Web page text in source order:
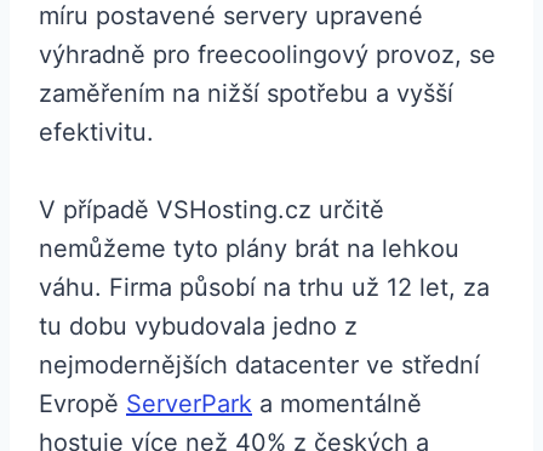
míru postavené servery upravené
výhradně pro freecoolingový provoz, se
zaměřením na nižší spotřebu a vyšší
efektivitu.
V případě VSHosting.cz určitě
nemůžeme tyto plány brát na lehkou
váhu. Firma působí na trhu už 12 let, za
tu dobu vybudovala jedno z
nejmodernějších datacenter ve střední
Evropě ServerPark a momentálně
hostuje více než 40% z českých a